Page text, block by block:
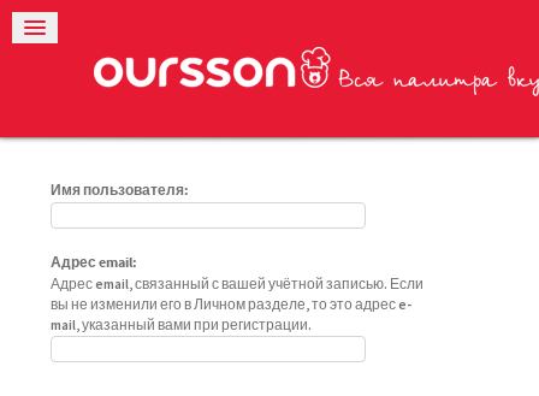
Имя пользователя:
Адрес email:
Адрес email, связанный с вашей учётной записью. Если
вы не изменили его в Личном разделе, то это адрес e-
mail, указанный вами при регистрации.